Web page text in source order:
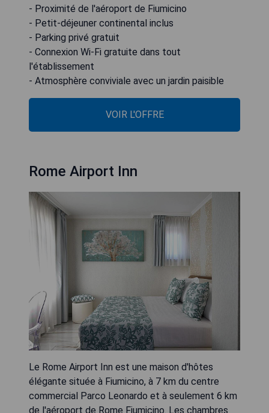
- Proximité de l'aéroport de Fiumicino
- Petit-déjeuner continental inclus
- Parking privé gratuit
- Connexion Wi-Fi gratuite dans tout
l'établissement
- Atmosphère conviviale avec un jardin paisible
VOIR L'OFFRE
Rome Airport Inn
Le Rome Airport Inn est une maison d'hôtes
élégante située à Fiumicino, à 7 km du centre
commercial Parco Leonardo et à seulement 6 km
de l'aéroport de Rome Fiumicino. Les chambres